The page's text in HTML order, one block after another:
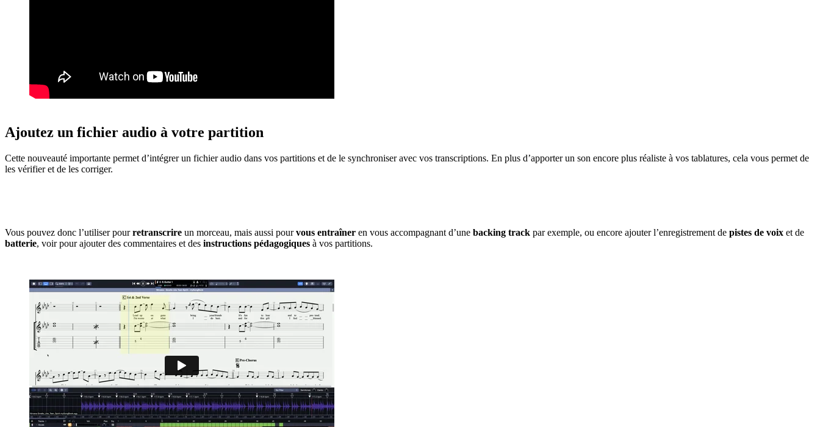
Ajoutez un fichier audio à votre partition
Cette nouveauté importante permet d’intégrer un fichier audio dans vos partitions et de le synchroniser avec vos transcriptions. En plus d’apporter un son encore plus réaliste à vos tablatures, cela vous permet de
les vérifier et de les corriger.
Vous pouvez donc l’utiliser pourretranscrire un morceau, mais aussi pourvous entraîner en vous accompagnant d’une backing track par exemple, ou encore ajouter l’enregistrement de pistes de voix et de
batterie, voir pour ajouter des commentaires et des instructions pédagogiques à vos partitions.